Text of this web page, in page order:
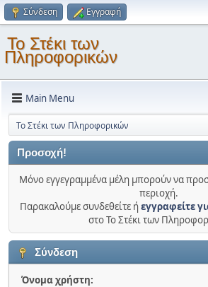
Σύνδεση Εγγραφή
Το Στέκι των
Πληροφορικών
Main Menu
Το Στέκι των Πληροφορικών
Προσοχή!
Μόνο εγγεγραμμένα μέλη μπορούν να
περιοχή.
Παρακαλούμε συνδεθείτε ήεγγραφείτε
στο Το Στέκι των
Σύνδεση
Όνομα χρήστη: